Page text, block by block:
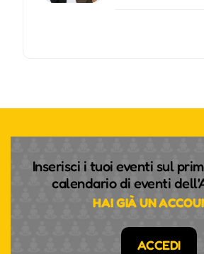
Inserisci i tuoi eventi sul
calendario di eventi
HAI GIÀ UN
ACCEDI